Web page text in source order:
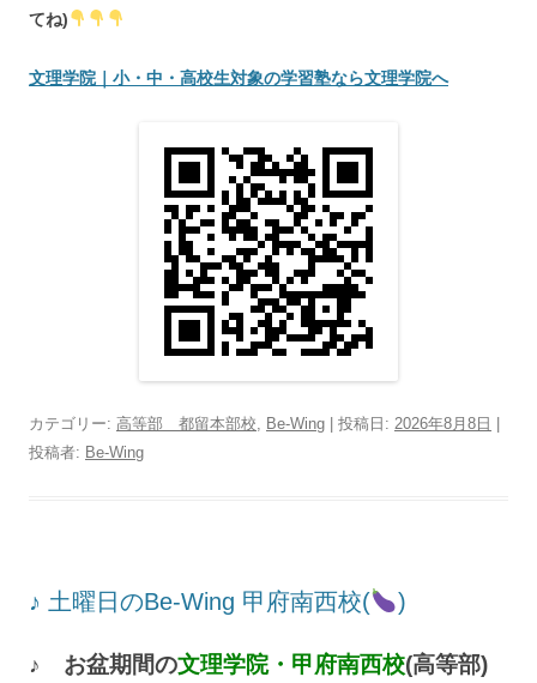
てね)
文理学院｜小・中・高校生対象の学習塾なら文理学院へ
カテゴリー: 高等部 都留本部校, Be-Wing | 投稿日: 2026年8月8日
投稿者: Be-Wing
♪ 土曜日のBe-Wing 甲府南西校( )
♪ お盆期間の文理学院・甲府南西校(高等部)